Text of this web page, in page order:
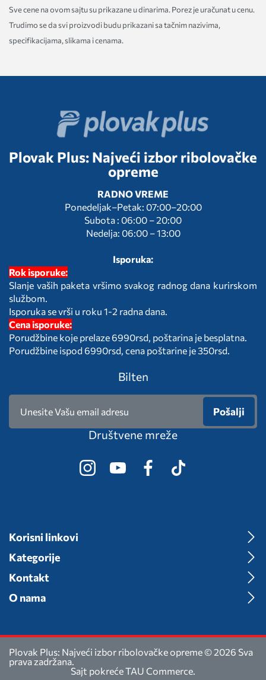
Sve cene na ovom sajtu su prikazane u dinarima. Porez je uračunat u cenu.
Trudimo se da svi proizvodi budu prikazani sa tačnim nazivima,
specifikacijama, slikama i cenama.
Plovak Plus: Najveći izbor ribolovačke
opreme
RADNO VREME
Ponedeljak–Petak: 07:00–20:00
Subota : 06:00 – 20:00
Nedelja: 06:00 – 13:00
Isporuka:
Rok isporuke:
Slanje vaših paketa vršimo svakog radnog dana kurirskom
službom.
Isporuka se vrši u roku 1-2 radna dana.
Cena isporuke:
Porudžbine koje prelaze 6990rsd, poštarina je besplatna.
Porudžbine ispod 6990rsd, cena poštarine je 350rsd.
Bilten
Pošalji
Društvene mreže
Korisni linkovi
Kategorije
Kontakt
O nama
Plovak Plus: Najveći izbor ribolovačke opreme © 2026 Sva
prava zadržana.
Sajt pokrećeTAU Commerce.